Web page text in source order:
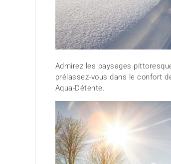
Admirez les paysages
prélassez-vous dans le confort
Aqua-Détente.